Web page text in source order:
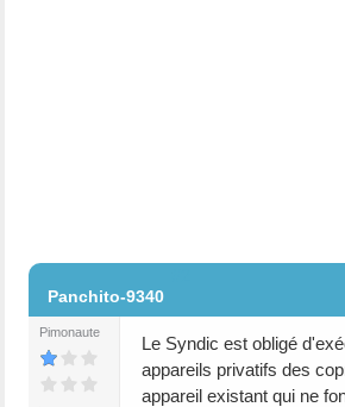
Panchito-9340
Pimonaute
Le Syndic est obligé
appareils privatifs des
appareil existant qui ne